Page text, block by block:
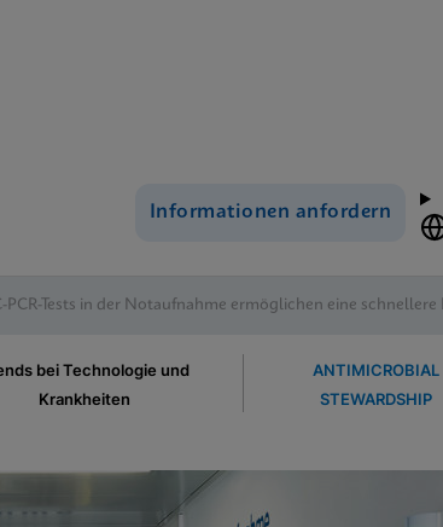
Informationen anfordern
PCR-Tests in der Notaufnahme ermöglichen eine
bei Technologie und
Krankheiten
ANTIMICROBIAL
STEWARDSHIP